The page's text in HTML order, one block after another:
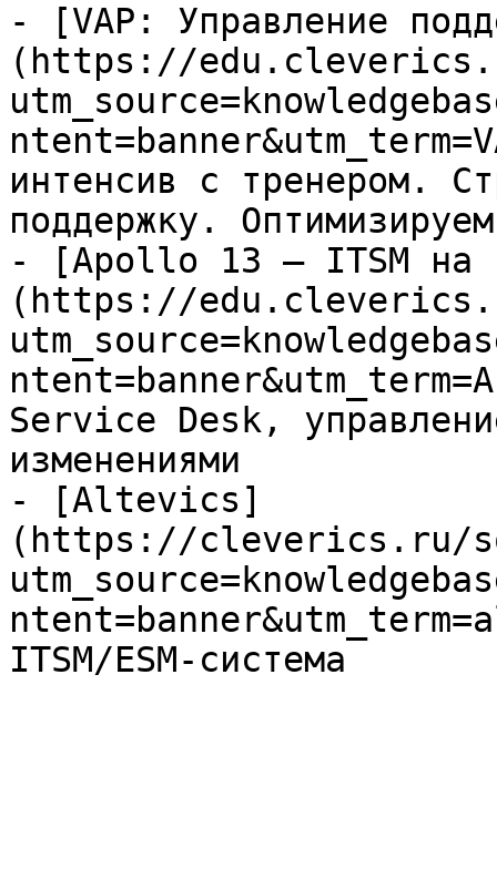
- [VAP: Управление
(https://
интенсив с тренером.
поддержку.
- [Apollo 13 — ITSM на
(https://
Service Desk,
изменениями
- [Altevics]
(https://cleverics.ru/
ITSM/ESM-система